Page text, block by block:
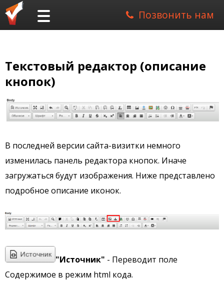
Позвонить нам
Текстовый редактор (описание
кнопок)
В последней версии сайта-визитки немного
изменилась панель редактора кнопок. Иначе
загружаться будут изображения. Ниже представлено
подробное описание иконок.
"Источник" - Переводит поле
Содержимое в режим html кода.